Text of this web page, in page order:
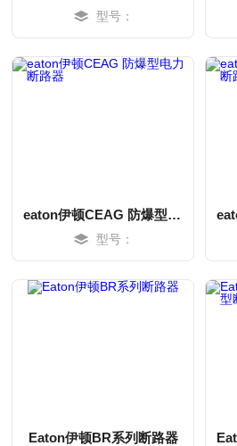
型号：
eaton伊顿CEAG 防爆型电力断路器
型号：
Eaton伊顿BR系列断路器